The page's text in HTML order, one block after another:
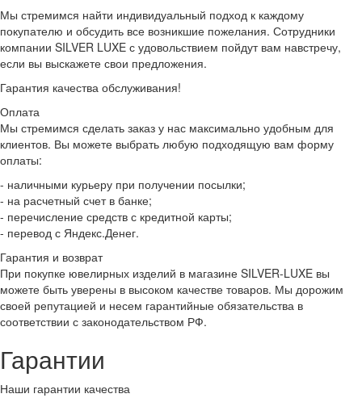
Мы стремимся найти индивидуальный подход к каждому
покупателю и обсудить все возникшие пожелания. Сотрудники
компании SILVER LUXE с удовольствием пойдут вам навстречу,
если вы выскажете свои предложения.
Гарантия качества обслуживания!
Оплата
Мы стремимся сделать заказ у нас максимально удобным для
клиентов. Вы можете выбрать любую подходящую вам форму
оплаты:
- наличными курьеру при получении посылки;
- на расчетный счет в банке;
- перечисление средств с кредитной карты;
- перевод с Яндекс.Денег.
Гарантия и возврат
При покупке ювелирных изделий в магазине SILVER-LUXE вы
можете быть уверены в высоком качестве товаров. Мы дорожим
своей репутацией и несем гарантийные обязательства в
соответствии с законодательством РФ.
Гарантии
Наши гарантии качества